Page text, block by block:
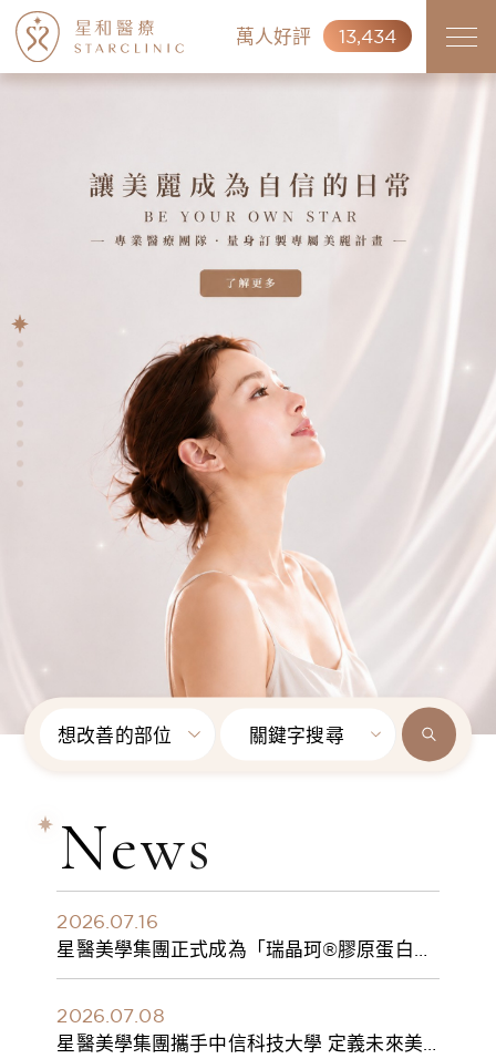
萬人好評 13,434
想改善的部位 關鍵字搜尋
News
2026.07.16
星醫美學集團正式成為「瑞晶珂®膠原蛋白植
入劑」台灣獨家總代理
2026.07.08
星醫美學集團攜手中信科技大學 定義未來美